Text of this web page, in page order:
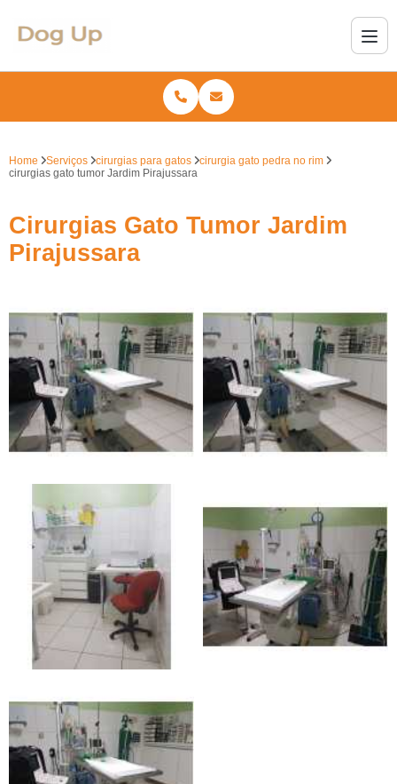
Home Serviços cirurgias para gatos
cirurgia gato pedra no rim
cirurgias gato tumor Jardim Pirajussara
Cirurgias Gato Tumor Jardim
Pirajussara